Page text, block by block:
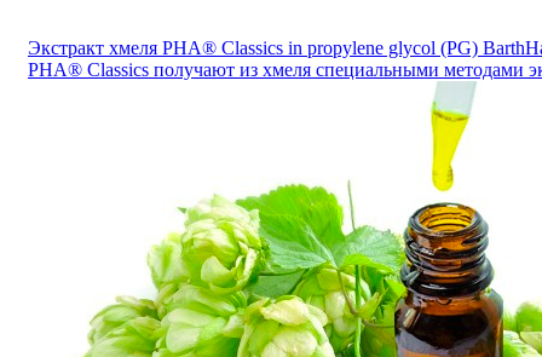
Экстракт хмеля PHA® Classics in propylene glycol (PG)
PHA® Classics получают из хмеля специальными методами